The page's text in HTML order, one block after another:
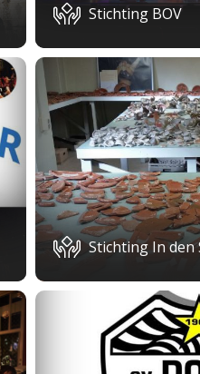
Stichting BOV
Stichting In den